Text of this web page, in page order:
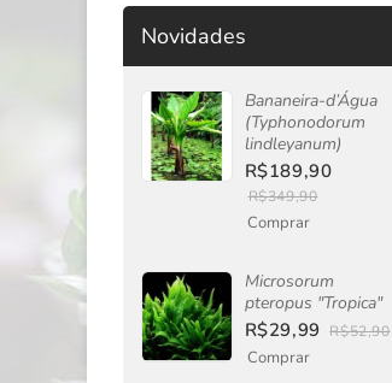
Novidades
Bananeira-d’Água
(Typhonodorum
lindleyanum)
R$189,90
R$349,90
Comprar
Microsorum
pteropus "Tropica"
R$29,99 R$52,90
Comprar